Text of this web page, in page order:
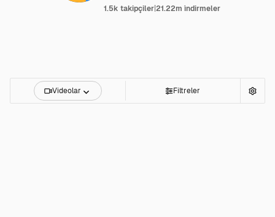
1.5k takipçiler|21.22m i̇ndirmeler
Videolar Filtreler